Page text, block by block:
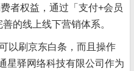
者权益，通过「支付+会员
的线上线下营销体系。
以刷京东白条，而且操作
星驿网络科技有限公司作为